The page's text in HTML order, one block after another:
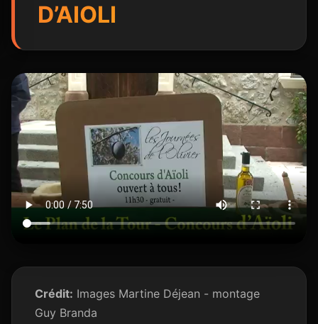
D’AIOLI
Crédit: Images Martine Déjean - montage
Guy Branda